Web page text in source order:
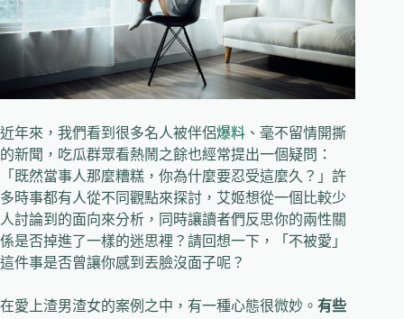
近年來，我們看到很多名人被伴侶爆料 、毫不留情開撕
的新聞，吃瓜群眾看熱鬧之餘也經常提出一個疑問：
「既然當事人那麼糟糕，你為什麼要忍受這麼久？」許
多時事都有人從不同觀點來探討，艾姬想從一個比較少
人討論到的面向來分析，同時讓讀者們反思你的兩性關
係是否掉進了一樣的迷思裡？請回想一下，「不被愛」
這件事是否曾讓你感到丟臉沒面子呢？
在愛上渣男渣女的案例之中，有一種心態很微妙。 有些